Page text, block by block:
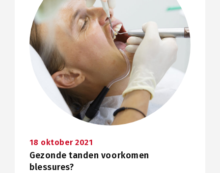
18 oktober 2021
Gezonde tanden voorkomen
blessures?